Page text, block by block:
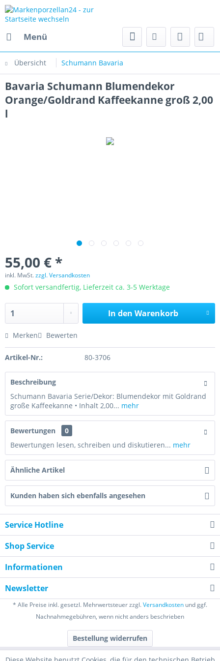
Menü
Übersicht Schumann Bavaria
Bavaria Schumann Blumendekor
Orange/Goldrand Kaffeekanne groß 2,00
l
55,00 € *
inkl. MwSt.zzgl. Versandkosten
Sofort versandfertig, Lieferzeit ca. 3-5 Werktage
In den Warenkorb
Merken Bewerten
Artikel-Nr.: 80-3706
Beschreibung
Schumann Bavaria Serie/Dekor: Blumendekor mit Goldrand
große Kaffeekanne • Inhalt 2,00... mehr
Bewertungen
0
Bewertungen lesen, schreiben und diskutieren... mehr
Ähnliche Artikel
Kunden haben sich ebenfalls angesehen
Service Hotline
Shop Service
Informationen
Newsletter
* Alle Preise inkl. gesetzl. Mehrwertsteuer zzgl.Versandkosten und ggf.
Nachnahmegebühren, wenn nicht anders beschrieben
Bestellung widerrufen